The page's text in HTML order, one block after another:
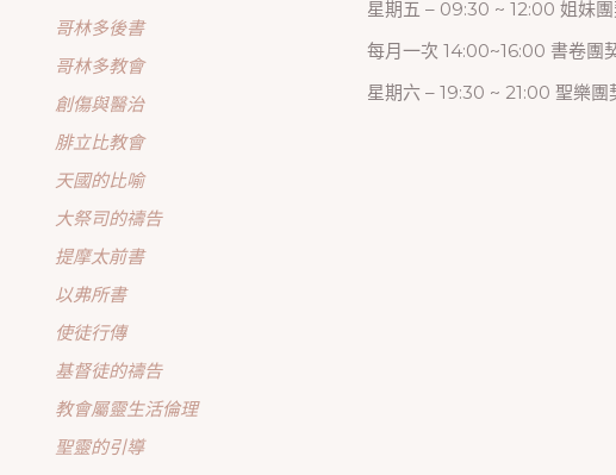
哥林多後書
哥林多教會
創傷與醫治
腓立比教會
天國的比喻
大祭司的禱告
提摩太前書
以弗所書
使徒行傳
基督徒的禱告
教會屬靈生活倫理
聖靈的引導
星期五 – 09:30 ~ 12:00 姐妹
每月一次 14:00~16:00 書卷團
星期六 – 19:30 ~ 21:00 聖樂團